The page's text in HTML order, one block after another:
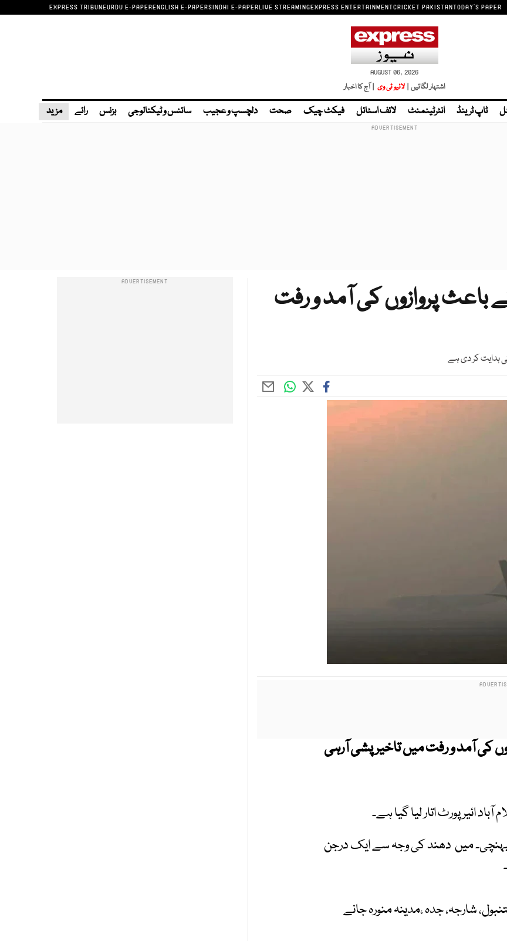
EXPRESS TRIBUNEURDU E-PAPERENGLISH E-PAPERSINDHI E-PAPERLIVE STREAMINGEXPRESS ENTERTAINMENTCRICKET PAKISTANTODAY'S PAPER
AUGUST 06, 2026
اشتہار لگائیں | لائیو ٹی وی | آج کا اخبار
ٹاپ ٹرینڈ انٹرٹینمنٹ لائف اسٹائل فیکٹ چیک صحت دلچسپ و عجیب سائنس و ٹیکنالوجی بزنس رائے مزید
باعث پروازوں کی آمد و رفت
ہدایت کر دی ہے
کی آمد و رفت میں تاخیر پشی آرہی
آباد ائیرپورٹ اتار لیا گیا ہے۔
پہنچی۔ میں دھند کی وجہ سے ایک درجن
شارجہ، جدہ ،مدینہ منورہ جانے